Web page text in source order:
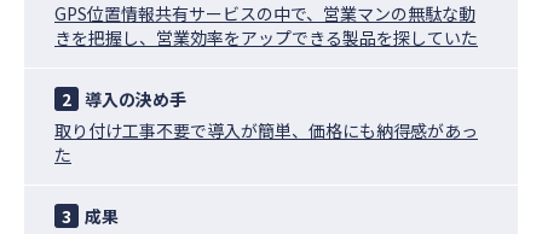
GPS位置情報共有サービスの中で、営業マンの無駄な動
きを把握し、営業効率をアップできる製品を探していた
2 導入の決め手
取り付け工事不要で導入が簡単、価格にも納得感があっ
た
3 成果